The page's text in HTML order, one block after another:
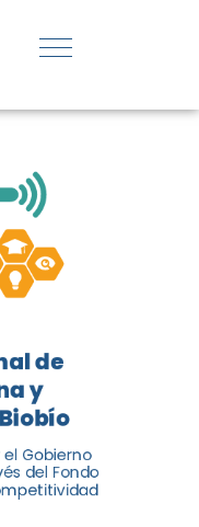
3858,
fue
y
a través
de
y
Gobierno
del Fondo